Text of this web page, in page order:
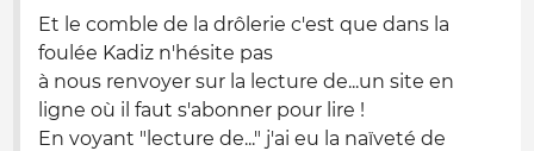
Et le comble de la drôlerie c'est que dans la
foulée Kadiz n'hésite pas
à nous renvoyer sur la lecture de...un site en
ligne où il faut s'abonner pour lire !
En voyant "lecture de..." j'ai eu la naïveté de